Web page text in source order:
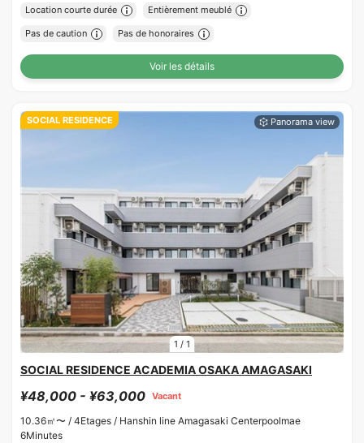
Location courte durée Entièrement meublé
Pas de caution Pas de honoraires
Voir les détails
1 / 1
SOCIAL RESIDENCE
SOCIAL RESIDENCE ACADEMIA OSAKA AMAGASAKI
¥48,000 - ¥63,000 Vacant
10.36㎡〜 / 4Etages / Hanshin line Amagasaki Centerpoolmae
6Minutes